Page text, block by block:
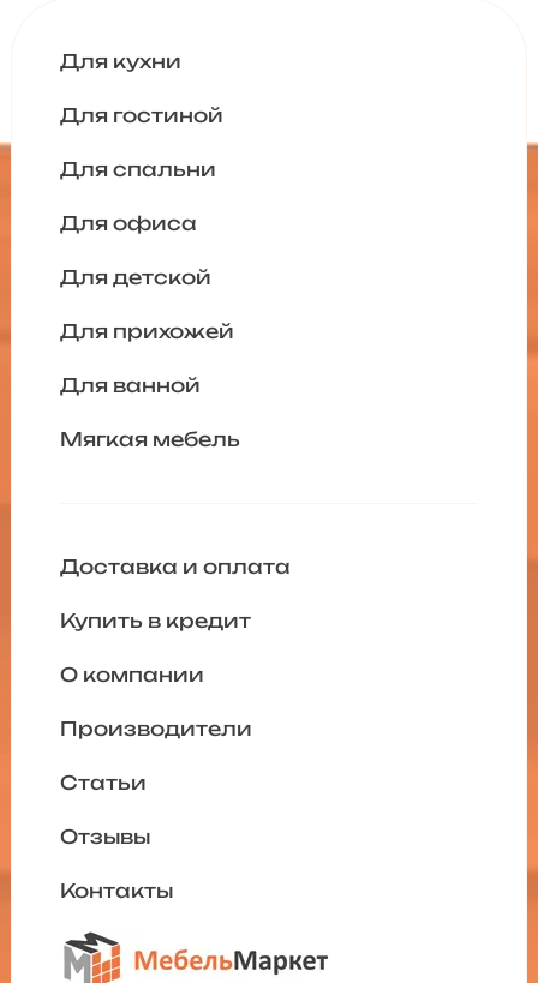
Для кухни
Для гостиной
Для спальни
Для офиса
Для детской
Для прихожей
Для ванной
Мягкая мебель
Доставка и оплата
Купить в кредит
О компании
Производители
Статьи
Отзывы
Контакты